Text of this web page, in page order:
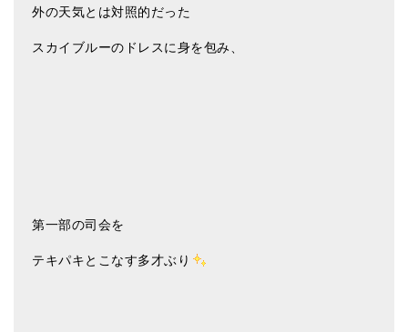
外の天気とは対照的だった
スカイブルーのドレスに身を包み、
第一部の司会を
テキパキとこなす多才ぶり